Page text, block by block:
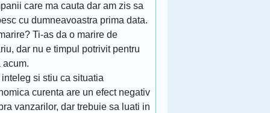
care ma cauta dar am zis sa
cu dumneavoastra prima data.
Ti-as da o marire de
dar nu e timpul potrivit pentru
acum.
inteleg si stiu ca situatia
curenta are un efect negativ
vanzarilor, dar trebuie sa luati in